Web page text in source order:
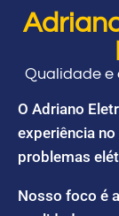
Qualidade e
O Adriano
experiência
problemas
Nosso foco é